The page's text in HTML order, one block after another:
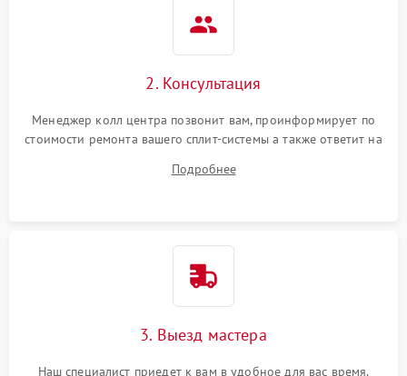
2. Консультация
Менеджер колл центра позвонит вам, проинформирует по
стоимости ремонта вашего сплит-системы а также ответит на
Подробнее
3. Выезд мастера
Наш специалист приедет к вам в удобное для вас время.